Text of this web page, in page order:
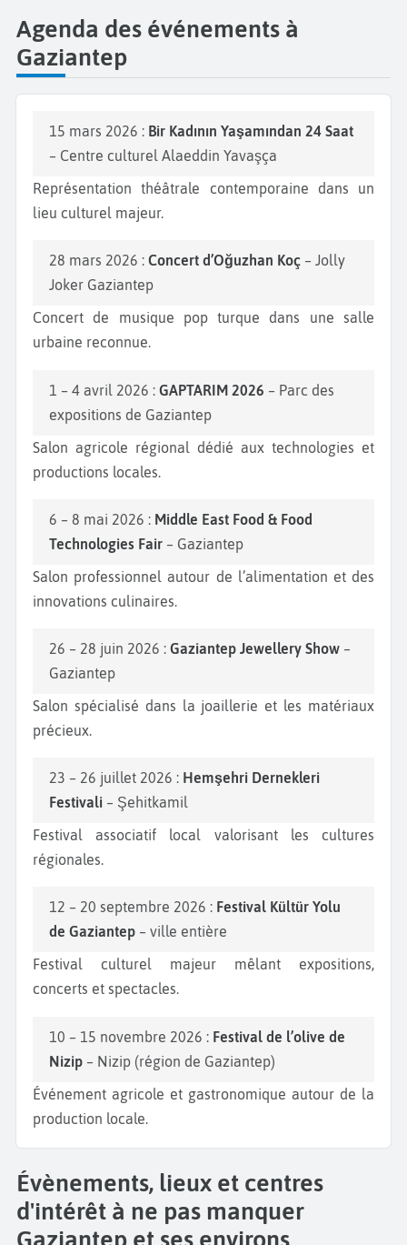
Agenda des événements à
Gaziantep
15 mars 2026 : Bir Kadının Yaşamından 24 Saat
– Centre culturel Alaeddin Yavaşça
Représentation théâtrale contemporaine dans un
lieu culturel majeur.
28 mars 2026 : Concert d’Oğuzhan Koç – Jolly
Joker Gaziantep
Concert de musique pop turque dans une salle
urbaine reconnue.
1 – 4 avril 2026 : GAPTARIM 2026 – Parc des
expositions de Gaziantep
Salon agricole régional dédié aux technologies et
productions locales.
6 – 8 mai 2026 : Middle East Food & Food
Technologies Fair – Gaziantep
Salon professionnel autour de l’alimentation et des
innovations culinaires.
26 – 28 juin 2026 : Gaziantep Jewellery Show –
Gaziantep
Salon spécialisé dans la joaillerie et les matériaux
précieux.
23 – 26 juillet 2026 : Hemşehri Dernekleri
Festivali – Şehitkamil
Festival associatif local valorisant les cultures
régionales.
12 – 20 septembre 2026 : Festival Kültür Yolu
de Gaziantep – ville entière
Festival culturel majeur mêlant expositions,
concerts et spectacles.
10 – 15 novembre 2026 : Festival de l’olive de
Nizip – Nizip (région de Gaziantep)
Événement agricole et gastronomique autour de la
production locale.
Évènements, lieux et centres
d'intérêt à ne pas manquer
Gaziantep et ses environs